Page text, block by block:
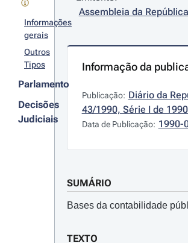
Informações
gerais
Outros
Tipos
Parlamento
Decisões
Judiciais
Assembleia da República
Informação da
Publicação: Diário da
43/1990, Série I de
Data de Publicação: 1990-
SUMÁRIO
Bases da contabilidade
TEXTO